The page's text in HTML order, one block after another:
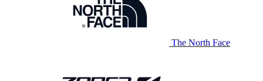
The North Face